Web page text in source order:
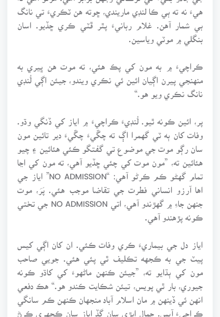
هيءَ نه ته ٻي ڪا لنڊي ماريندي، ڇوته هن ٽڪريءَ تي نانگ
بي شمار آهن. غلام ربانيءَ پٿر ڦٽي ڪري ڇڏيو. اسان
بنگلي ۾ موٽي وياسين.
ڪراچيءَ ۾ به مون کي پڪ هئي، ته موت هن ڀيري به
منهنجي پيرن اڳيان ائين ئي نڪري ويندو، جيئن اڳي لُنڊي
نانگ نڪري ويو هو.“
پر، ائين ڪونه ٿيو. لُنڊيءَ ڪراچيءَ ۾ اياز کي ڏنگي وڌو.
وفات کان ٻه ٽي گهمرا اڳ ته چڱيءَ چڱيءَ دير تائين مون
سان رڳو موت جي موضوع تي گفتگو ڪئي هئائين ۽ چيو
هئائين ته، ”مون موت کي چئي ڇڏيو آهي، ته مون کي اڃا
تمام گهڻو ڪم ڪرڻو آهي: “NO ADMISSION” اياز جي
اها آرزو انساني فطرت جي تقاضا موجب هئي. پَرَ، موت
ڪونه پڙهندو آهي.
اياز دل جي بيماريءَ ڪري وفات ڪئي. ان کان اڳي کيس
پيٽ جي به ڪجهه تڪليف ٿي پئي هئي. جويي صاحب
مون کي ٻڌايو ته، ”جيئن ڪنهن ماڻهوءَ کي کاڌو ڪونه
جيوري، بار ٿي پويس، تيئن شڪايت ڪندو هو.“ هڪ دفعي
انهن ئي ڏينهن ۾ مان اسلام آباد منجهان ڪنهن ڪم سانگي
ڪراچيءَ آيس. جمال ابڙي سان گڏ اياز سان ڪچهري ڪرڻ